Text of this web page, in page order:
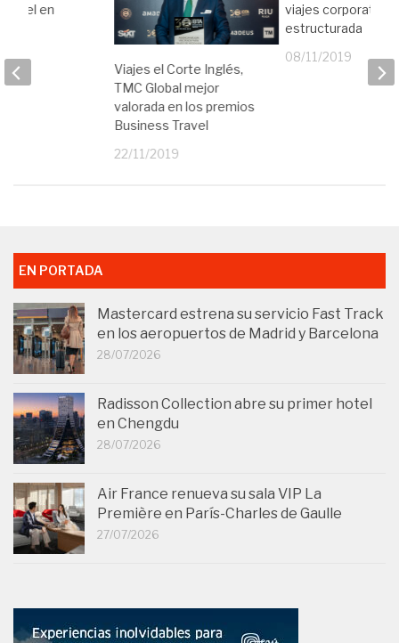
Viajes el Corte Inglés,
TMC Global mejor
valorada en los premios
Business Travel
22/11/2019
viajes
estructurada
08/11/2019
en
EN PORTADA
Mastercard estrena su servicio Fast Track
en los aeropuertos de Madrid y Barcelona
28/07/2026
Radisson Collection abre su primer hotel
en Chengdu
28/07/2026
Air France renueva su sala VIP La
Première en París-Charles de Gaulle
27/07/2026